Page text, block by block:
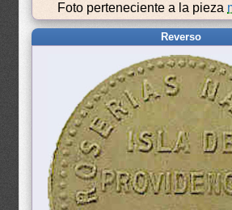
Foto perteneciente a la pieza
Reverso